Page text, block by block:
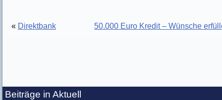
« Direktbank 50.000 Euro Kredit – Wünsche
Beiträge in Aktuell